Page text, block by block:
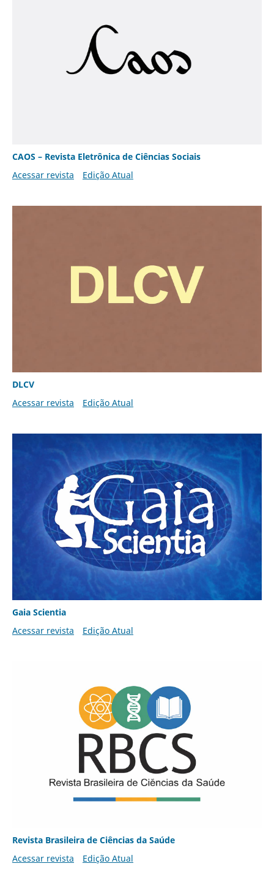
CAOS – Revista Eletrônica de Ciências Sociais
Acessar revista
Edição Atual
DLCV
Acessar revista
Edição Atual
Gaia Scientia
Acessar revista
Edição Atual
Revista Brasileira de Ciências da Saúde
Acessar revista
Edição Atual